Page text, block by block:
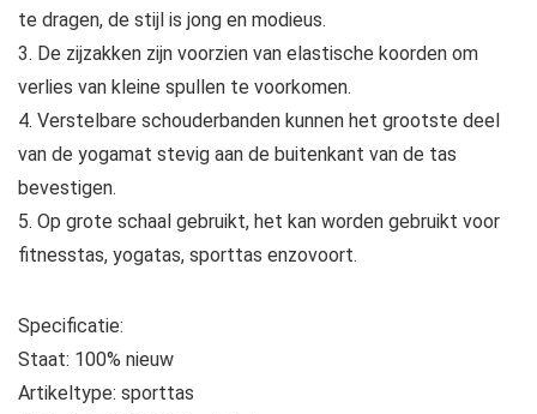
te dragen, de stijl is jong en modieus.
3. De zijzakken zijn voorzien van elastische koorden om
verlies van kleine spullen te voorkomen.
4. Verstelbare schouderbanden kunnen het grootste deel
van de yogamat stevig aan de buitenkant van de tas
bevestigen.
5. Op grote schaal gebruikt, het kan worden gebruikt voor
fitnesstas, yogatas, sporttas enzovoort.
Specificatie:
Staat: 100% nieuw
Artikeltype: sporttas